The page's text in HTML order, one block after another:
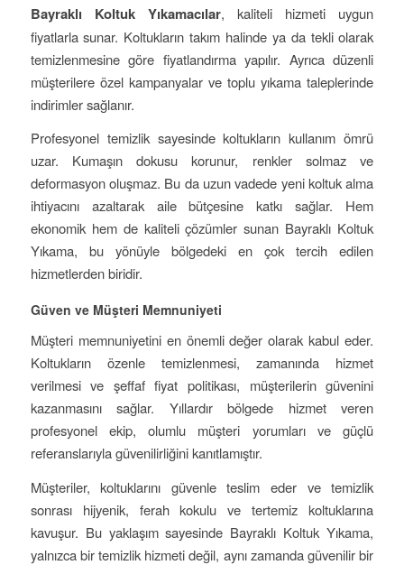
Bayraklı Koltuk Yıkamacılar, kaliteli hizmeti uygun
fiyatlarla sunar. Koltukların takım halinde ya da tekli olarak
temizlenmesine göre fiyatlandırma yapılır. Ayrıca düzenli
müşterilere özel kampanyalar ve toplu yıkama taleplerinde
indirimler sağlanır.
Profesyonel temizlik sayesinde koltukların kullanım ömrü
uzar. Kumaşın dokusu korunur, renkler solmaz ve
deformasyon oluşmaz. Bu da uzun vadede yeni koltuk alma
ihtiyacını azaltarak aile bütçesine katkı sağlar. Hem
ekonomik hem de kaliteli çözümler sunan Bayraklı Koltuk
Yıkama, bu yönüyle bölgedeki en çok tercih edilen
hizmetlerden biridir.
Güven ve Müşteri Memnuniyeti
Müşteri memnuniyetini en önemli değer olarak kabul eder.
Koltukların özenle temizlenmesi, zamanında hizmet
verilmesi ve şeffaf fiyat politikası, müşterilerin güvenini
kazanmasını sağlar. Yıllardır bölgede hizmet veren
profesyonel ekip, olumlu müşteri yorumları ve güçlü
referanslarıyla güvenilirliğini kanıtlamıştır.
Müşteriler, koltuklarını güvenle teslim eder ve temizlik
sonrası hijyenik, ferah kokulu ve tertemiz koltuklarına
kavuşur. Bu yaklaşım sayesinde Bayraklı Koltuk Yıkama,
yalnızca bir temizlik hizmeti değil, aynı zamanda güvenilir bir